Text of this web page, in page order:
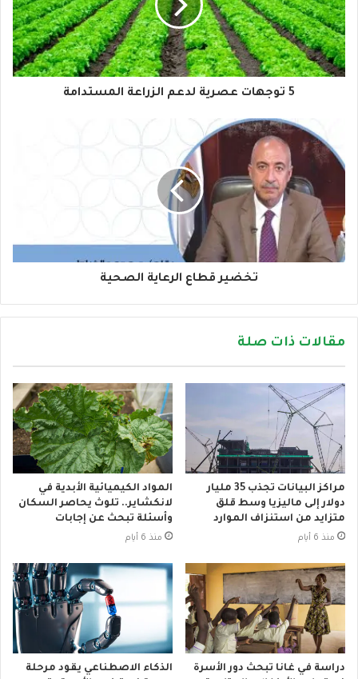
إ
ل
ك
ت
ر
5 توجهات عصرية لدعم الزراعة المستدامة
تخضير قطاع الرعاية الصحية
مقالات ذات صلة
مراكز البيانات تجذب 35 مليار
دولار إلى ماليزيا وسط قلق
متزايد من استنزاف الموارد
منذ 6 أيام
المواد الكيميائية الأبدية في
لانكشاير.. تلوث يحاصر السكان
وأسئلة تبحث عن إجابات
منذ 6 أيام
دراسة في غانا تبحث دور الأسرة
الذكاء الاصطناعي يقود مرحلة